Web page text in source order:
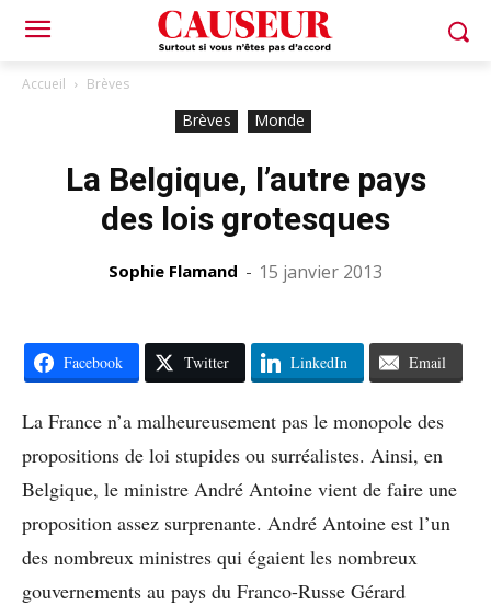
Accueil Brèves
Brèves Monde
La Belgique, l’autre pays
des lois grotesques
Sophie Flamand - 15 janvier 2013
Facebook Twitter LinkedIn Email
La France n’a malheureusement pas le monopole des
propositions de loi stupides ou surréalistes. Ainsi, en
Belgique, le ministre André Antoine vient de faire une
proposition assez surprenante. André Antoine est l’un
des nombreux ministres qui égaient les nombreux
gouvernements au pays du Franco-Russe Gérard